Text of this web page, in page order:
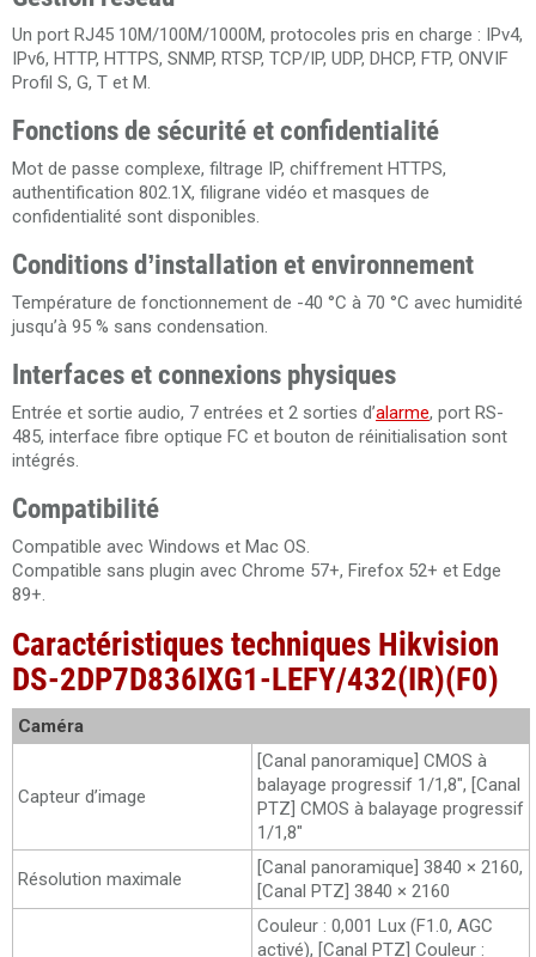
Un port RJ45 10M/100M/1000M, protocoles pris en charge : IPv4,
IPv6, HTTP, HTTPS, SNMP, RTSP, TCP/IP, UDP, DHCP, FTP, ONVIF
Profil S, G, T et M.
Fonctions de sécurité et confidentialité
Mot de passe complexe, filtrage IP, chiffrement HTTPS,
authentification 802.1X, filigrane vidéo et masques de
confidentialité sont disponibles.
Conditions d’installation et environnement
Température de fonctionnement de -40 °C à 70 °C avec humidité
jusqu’à 95 % sans condensation.
Interfaces et connexions physiques
Entrée et sortie audio, 7 entrées et 2 sorties d’alarme, port RS-
485, interface fibre optique FC et bouton de réinitialisation sont
intégrés.
Compatibilité
Compatible avec Windows et Mac OS.
Compatible sans plugin avec Chrome 57+, Firefox 52+ et Edge
89+.
Caractéristiques techniques Hikvision
DS-2DP7D836IXG1-LEFY/432(IR)(F0)
Caméra
Capteur d’image
[Canal panoramique] CMOS à
balayage progressif 1/1,8", [Canal
PTZ] CMOS à balayage progressif
1/1,8"
Résolution maximale
[Canal panoramique] 3840 × 2160,
[Canal PTZ] 3840 × 2160
Couleur : 0,001 Lux (F1.0, AGC
activé), [Canal PTZ] Couleur :